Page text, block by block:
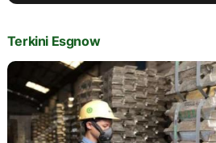
Terkini Esgnow